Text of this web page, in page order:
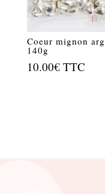
Coeur mignon
140g
10.00€ TTC